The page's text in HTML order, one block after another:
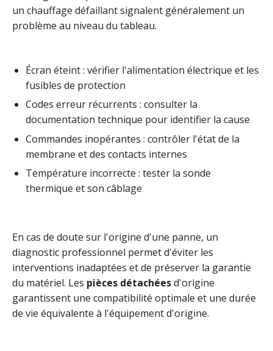
un chauffage défaillant signalent généralement un
problème au niveau du tableau.
Écran éteint : vérifier l'alimentation électrique et les
fusibles de protection
Codes erreur récurrents : consulter la
documentation technique pour identifier la cause
Commandes inopérantes : contrôler l'état de la
membrane et des contacts internes
Température incorrecte : tester la sonde
thermique et son câblage
En cas de doute sur l'origine d'une panne, un
diagnostic professionnel permet d'éviter les
interventions inadaptées et de préserver la garantie
du matériel. Les pièces détachéesd'origine
garantissent une compatibilité optimale et une durée
de vie équivalente à l'équipement d'origine.